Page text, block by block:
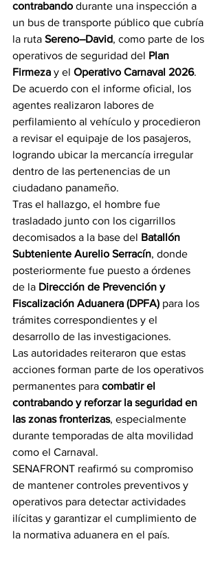
contrabando durante una inspección a
un bus de transporte público que cubría
la ruta Sereno–David, como parte de los
operativos de seguridad del Plan
Firmeza y el Operativo Carnaval 2026.
De acuerdo con el informe oficial, los
agentes realizaron labores de
perfilamiento al vehículo y procedieron
a revisar el equipaje de los pasajeros,
logrando ubicar la mercancía irregular
dentro de las pertenencias de un
ciudadano panameño.
Tras el hallazgo, el hombre fue
trasladado junto con los cigarrillos
decomisados a la base del Batallón
Subteniente Aurelio Serracín, donde
posteriormente fue puesto a órdenes
de la Dirección de Prevención y
Fiscalización Aduanera (DPFA) para los
trámites correspondientes y el
desarrollo de las investigaciones.
Las autoridades reiteraron que estas
acciones forman parte de los operativos
permanentes para combatir el
contrabando y reforzar la seguridad en
las zonas fronterizas, especialmente
durante temporadas de alta movilidad
como el Carnaval.
SENAFRONT reafirmó su compromiso
de mantener controles preventivos y
operativos para detectar actividades
ilícitas y garantizar el cumplimiento de
la normativa aduanera en el país.